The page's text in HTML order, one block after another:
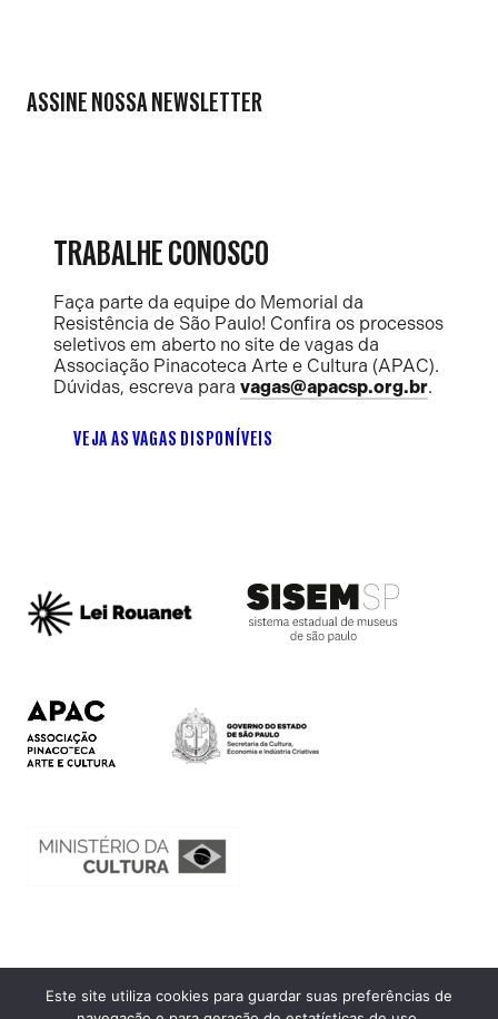
ASSINE NOSSA NEWSLETTER
TRABALHE CONOSCO
Faça parte da equipe do Memorial da
Resistência de São Paulo! Confira os processos
seletivos em aberto no site de vagas da
Associação Pinacoteca Arte e Cultura (APAC).
Dúvidas, escreva para vagas@apacsp.org.br.
VEJA AS VAGAS DISPONÍVEIS
Ouvidoria
Este site utiliza cookies para guardar suas preferências de